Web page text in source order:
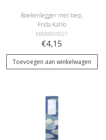
Boekenlegger met loep,
Frida Kahlo
KBMW000027
€4,15
Toevoegen aan winkelwagen